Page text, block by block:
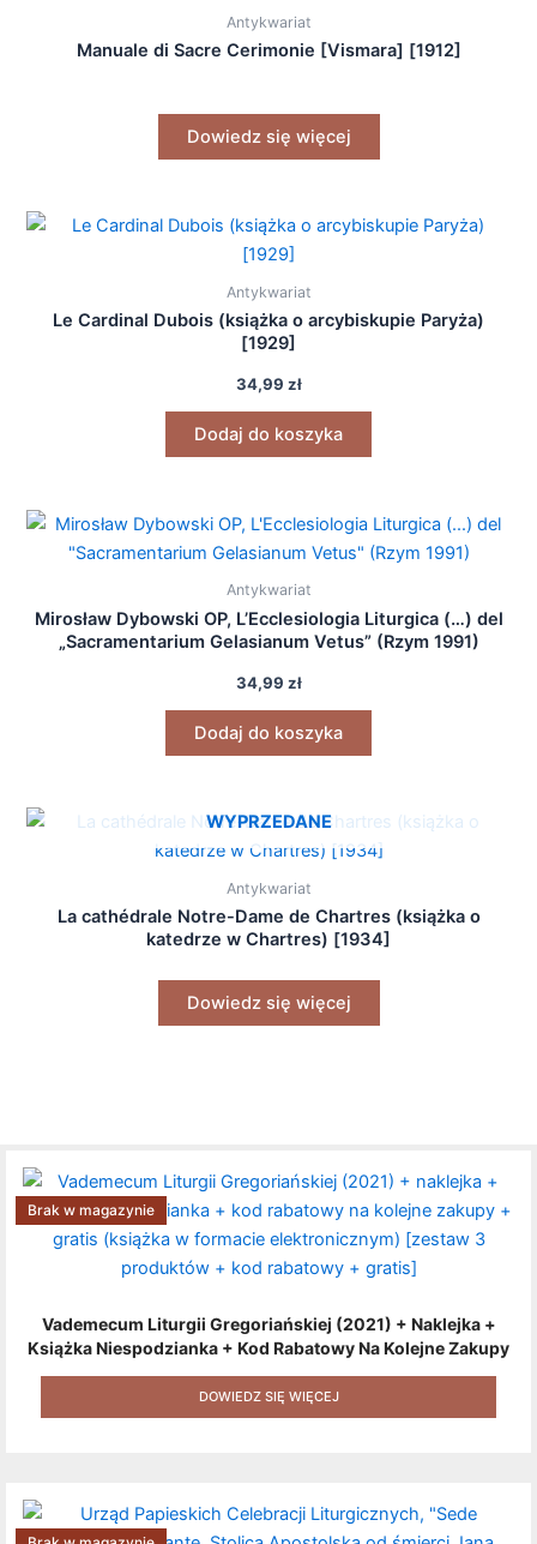
Antykwariat
Manuale di Sacre Cerimonie [Vismara] [1912]
Dowiedz się więcej
Antykwariat
Le Cardinal Dubois (książka o arcybiskupie Paryża)
[1929]
34,99 zł
Dodaj do koszyka
Antykwariat
Mirosław Dybowski OP, L’Ecclesiologia Liturgica (…) del
„Sacramentarium Gelasianum Vetus” (Rzym 1991)
34,99 zł
Dodaj do koszyka
WYPRZEDANE
Antykwariat
La cathédrale Notre-Dame de Chartres (książka o
katedrze w Chartres) [1934]
Dowiedz się więcej
Vademecum Liturgii Gregoriańskiej (2021) + Naklejka +
Książka Niespodzianka + Kod Rabatowy Na Kolejne Zakupy
+ Gratis (książka W Formacie Elektronicznym) [zestaw 3
Produktów + Kod Rabatowy + Gratis]
Brak w magazynie
DOWIEDZ SIĘ WIĘCEJ